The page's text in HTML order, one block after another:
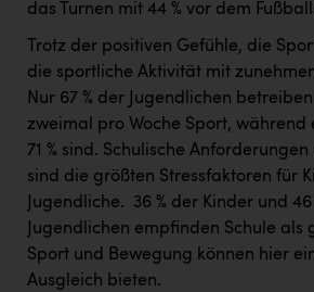
das Turnen mit 44 % vor dem
Trotz der positiven Gefühle, die
die sportliche Aktivität mit
Nur 67 % der Jugendlichen
zweimal pro Woche Sport, während
71 % sind. Schulische
sind die größten Stressfaktoren für
Jugendliche. ​ 36 % der Kinder und 46
Jugendlichen empfinden Schule als
Sport und Bewegung können hier
Ausgleich bieten. ​